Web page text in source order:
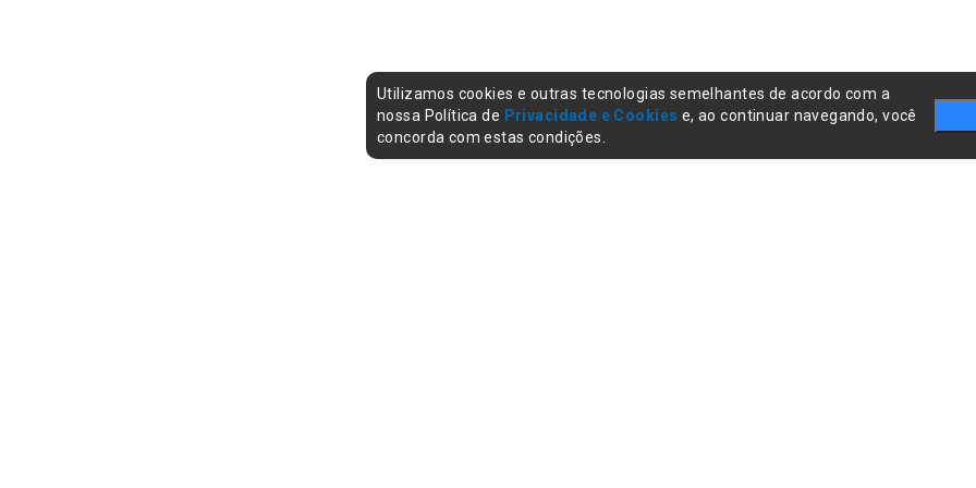
Utilizamos cookies e outras tecnologias semelhantes de acordo com a
nossa Política de Privacidade e Cookies e, ao continuar navegando, você
concorda com estas condições.